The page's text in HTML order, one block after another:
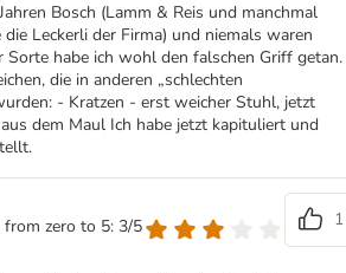
Bosch (Lamm & Reis und manchmal
Leckerli der Firma) und niemals waren
Sorte habe ich wohl den falschen Griff getan.
die in anderen „schlechten
- Kratzen - erst weicher Stuhl, jetzt
dem Maul Ich habe jetzt kapituliert und
from zero to 5: 3/5
1